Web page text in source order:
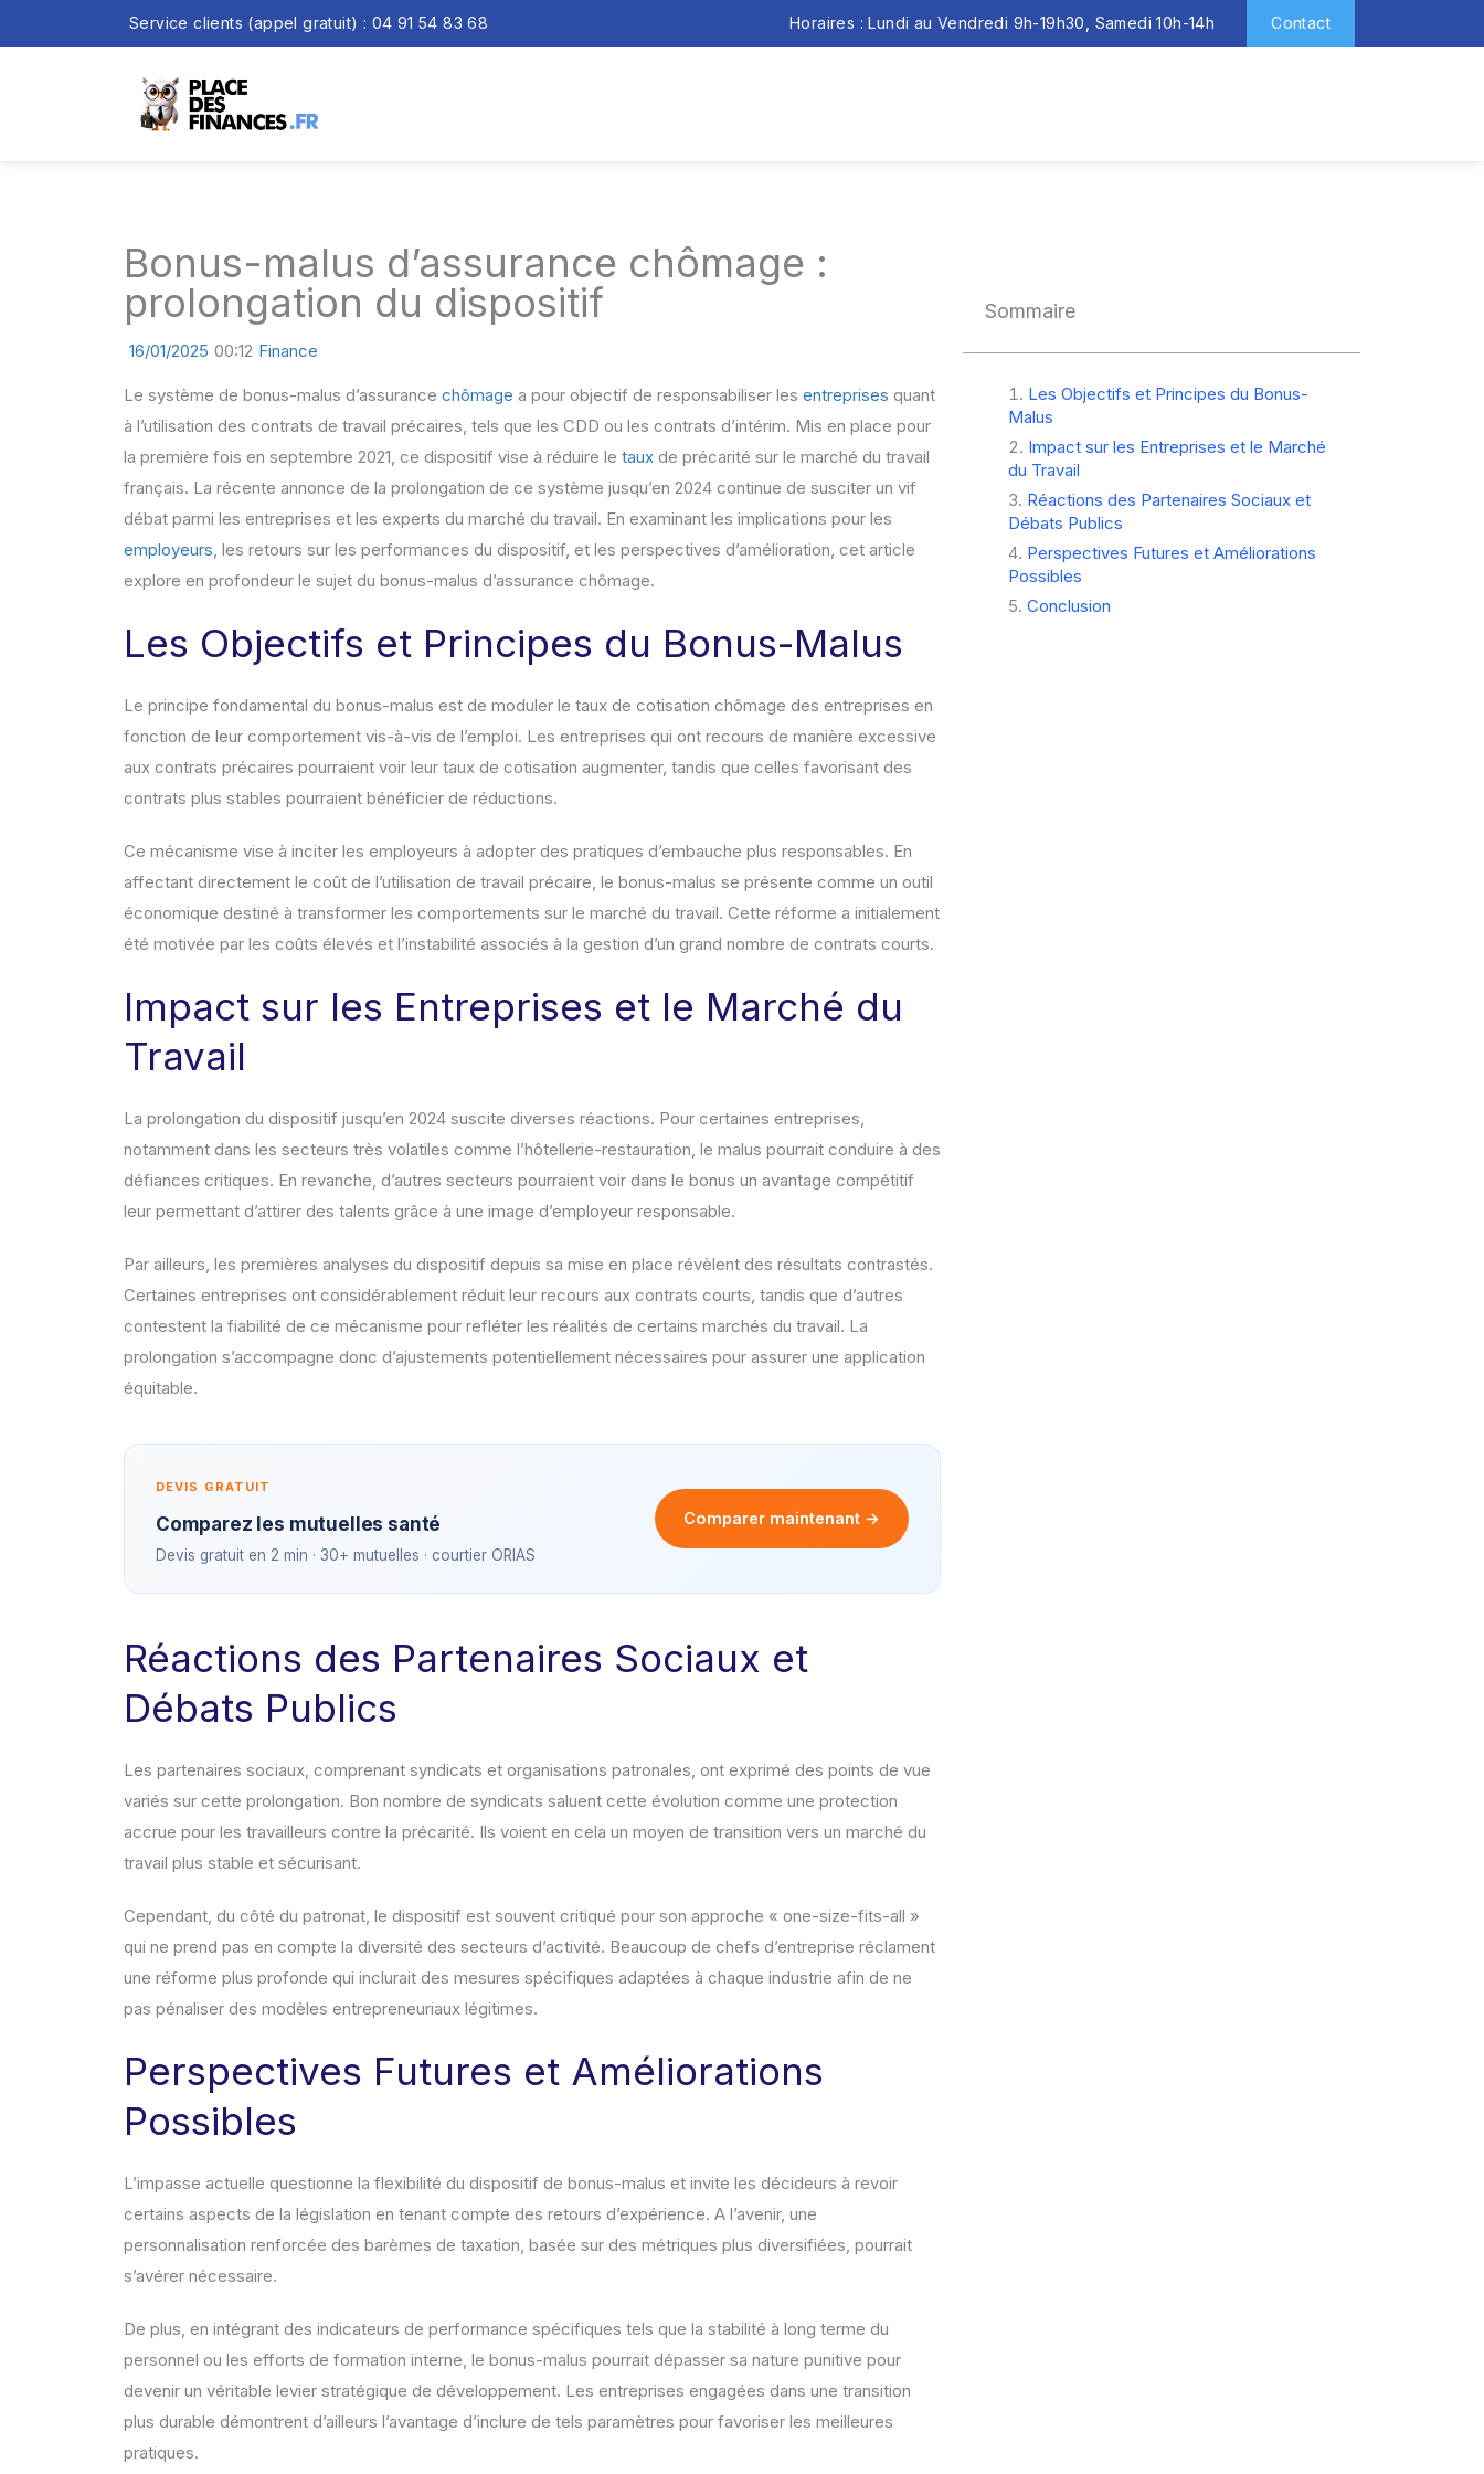
Service clients (appel gratuit) : 04 91 54 83 68 Horaires : Lundi au Vendredi 9h-19h30, Samedi 10h-14h Contact
Bonus-malus d’assurance chômage :
prolongation du dispositif
16/01/2025 00:12 Finance
Le système de bonus-malus d’assurance chômage a pour objectif de responsabiliser les entreprises quant
à l’utilisation des contrats de travail précaires, tels que les CDD ou les contrats d’intérim. Mis en place pour
la première fois en septembre 2021, ce dispositif vise à réduire le taux de précarité sur le marché du travail
français. La récente annonce de la prolongation de ce système jusqu’en 2024 continue de susciter un vif
débat parmi les entreprises et les experts du marché du travail. En examinant les implications pour les
employeurs, les retours sur les performances du dispositif, et les perspectives d’amélioration, cet article
explore en profondeur le sujet du bonus-malus d’assurance chômage.
Les Objectifs et Principes du Bonus-Malus
Le principe fondamental du bonus-malus est de moduler le taux de cotisation chômage des entreprises en
fonction de leur comportement vis-à-vis de l’emploi. Les entreprises qui ont recours de manière excessive
aux contrats précaires pourraient voir leur taux de cotisation augmenter, tandis que celles favorisant des
contrats plus stables pourraient bénéficier de réductions.
Ce mécanisme vise à inciter les employeurs à adopter des pratiques d’embauche plus responsables. En
affectant directement le coût de l’utilisation de travail précaire, le bonus-malus se présente comme un outil
économique destiné à transformer les comportements sur le marché du travail. Cette réforme a initialement
été motivée par les coûts élevés et l’instabilité associés à la gestion d’un grand nombre de contrats courts.
Impact sur les Entreprises et le Marché du
Travail
La prolongation du dispositif jusqu’en 2024 suscite diverses réactions. Pour certaines entreprises,
notamment dans les secteurs très volatiles comme l’hôtellerie-restauration, le malus pourrait conduire à des
défiances critiques. En revanche, d’autres secteurs pourraient voir dans le bonus un avantage compétitif
leur permettant d’attirer des talents grâce à une image d’employeur responsable.
Par ailleurs, les premières analyses du dispositif depuis sa mise en place révèlent des résultats contrastés.
Certaines entreprises ont considérablement réduit leur recours aux contrats courts, tandis que d’autres
contestent la fiabilité de ce mécanisme pour refléter les réalités de certains marchés du travail. La
prolongation s’accompagne donc d’ajustements potentiellement nécessaires pour assurer une application
équitable.
DEVIS GRATUIT
Comparez les mutuelles santé
Devis gratuit en 2 min · 30+ mutuelles · courtier ORIAS
Comparer maintenant →
Réactions des Partenaires Sociaux et
Débats Publics
Les partenaires sociaux, comprenant syndicats et organisations patronales, ont exprimé des points de vue
variés sur cette prolongation. Bon nombre de syndicats saluent cette évolution comme une protection
accrue pour les travailleurs contre la précarité. Ils voient en cela un moyen de transition vers un marché du
travail plus stable et sécurisant.
Cependant, du côté du patronat, le dispositif est souvent critiqué pour son approche « one-size-fits-all »
qui ne prend pas en compte la diversité des secteurs d’activité. Beaucoup de chefs d’entreprise réclament
une réforme plus profonde qui inclurait des mesures spécifiques adaptées à chaque industrie afin de ne
pas pénaliser des modèles entrepreneuriaux légitimes.
Perspectives Futures et Améliorations
Possibles
L’impasse actuelle questionne la flexibilité du dispositif de bonus-malus et invite les décideurs à revoir
certains aspects de la législation en tenant compte des retours d’expérience. A l’avenir, une
personnalisation renforcée des barèmes de taxation, basée sur des métriques plus diversifiées, pourrait
s’avérer nécessaire.
De plus, en intégrant des indicateurs de performance spécifiques tels que la stabilité à long terme du
personnel ou les efforts de formation interne, le bonus-malus pourrait dépasser sa nature punitive pour
devenir un véritable levier stratégique de développement. Les entreprises engagées dans une transition
plus durable démontrent d’ailleurs l’avantage d’inclure de tels paramètres pour favoriser les meilleures
pratiques.
Sommaire
Les Objectifs et Principes du Bonus-
Malus
Impact sur les Entreprises et le Marché
du Travail
Réactions des Partenaires Sociaux et
Débats Publics
Perspectives Futures et Améliorations
Possibles
Conclusion